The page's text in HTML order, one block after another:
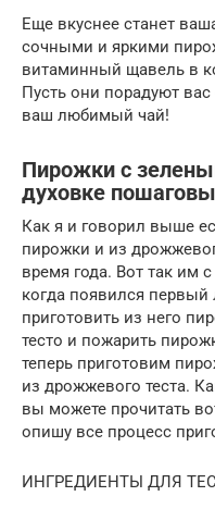
Еще вкуснее станет
сочными и яркими
витаминный щавель в
Пусть они порадуют
ваш любимый чай!
Пирожки с
духовке
Как я и говорил выше
пирожки и из
время года. Вот так им
когда появился первый
приготовить из него
тесто и пожарить
теперь приготовим
из дрожжевого теста.
вы можете прочитать
опишу все процесс
ИНГРЕДИЕНТЫ ДЛЯ